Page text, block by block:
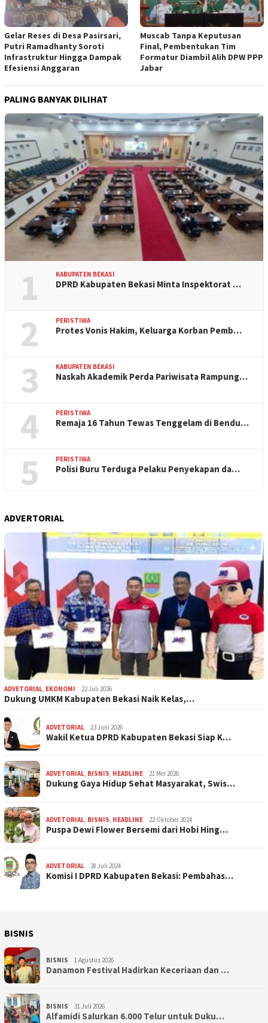
Gelar Reses di Desa Pasirsari,
Putri Ramadhanty Soroti
Infrastruktur Hingga Dampak
Efesiensi Anggaran
Muscab Tanpa Keputusan
Final, Pembentukan Tim
Formatur Diambil Alih DPW PPP
Jabar
PALING BANYAK DILIHAT
1 KABUPATEN BEKASI
DPRD Kabupaten Bekasi Minta Inspektorat …
2 PERISTIWA
Protes Vonis Hakim, Keluarga Korban Pemb…
3 KABUPATEN BEKASI
Naskah Akademik Perda Pariwisata Rampung…
4 PERISTIWA
Remaja 16 Tahun Tewas Tenggelam di Bendu…
5 PERISTIWA
Polisi Buru Terduga Pelaku Penyekapan da…
ADVERTORIAL
ADVETORIAL, EKONOMI 22 Juli 2026
Dukung UMKM Kabupaten Bekasi Naik Kelas,…
ADVETORIAL 23 Juni 2026
Wakil Ketua DPRD Kabupaten Bekasi Siap K…
ADVETORIAL, BISNIS, HEADLINE 21 Mei 2026
Dukung Gaya Hidup Sehat Masyarakat, Swis…
ADVETORIAL, BISNIS, HEADLINE 22 Oktober 2024
Puspa Dewi Flower Bersemi dari Hobi Hing…
ADVETORIAL 28 Juli 2024
Komisi I DPRD Kabupaten Bekasi: Pembahas…
BISNIS
BISNIS 1 Agustus 2026
Danamon Festival Hadirkan Keceriaan dan …
BISNIS 31 Juli 2026
Alfamidi Salurkan 6.000 Telur untuk Duku…